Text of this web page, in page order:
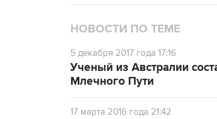
НОВОСТИ ПО ТЕМЕ
5 декабря 2017 года 17:16
Ученый из Австралии
Млечного Пути
17 марта 2016 года 21:42